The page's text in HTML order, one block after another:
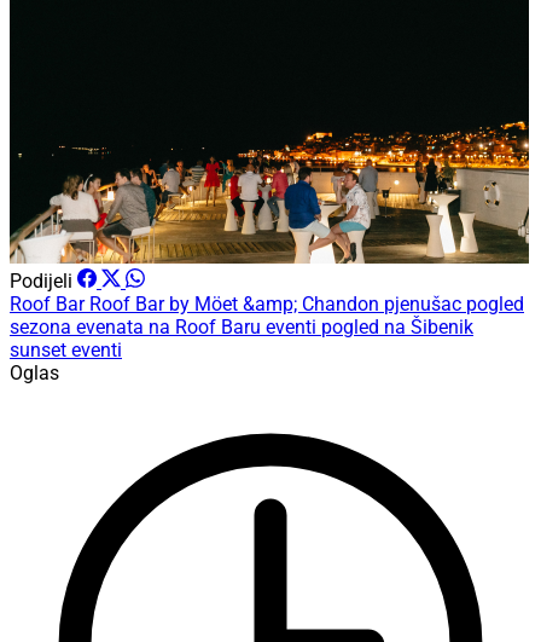
Podijeli
Roof Bar Roof Bar by Möet &amp; Chandon pjenušac pogled
sezona evenata na Roof Baru eventi pogled na Šibenik
sunset eventi
Oglas